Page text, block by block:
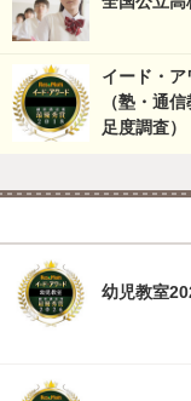
イード・ア
（塾・通
足度調査）
幼児教室